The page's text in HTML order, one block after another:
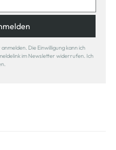
Die Einwilligung kann ich
im Newsletter widerrufen. Ich